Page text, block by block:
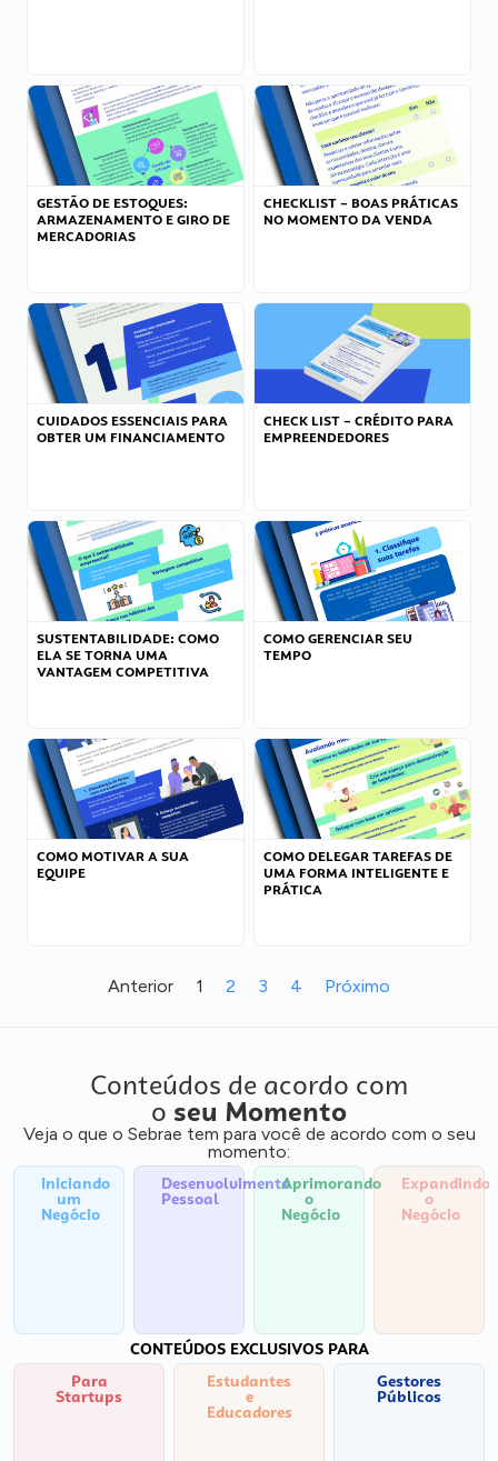
GESTÃO DE ESTOQUES:
ARMAZENAMENTO E GIRO DE
MERCADORIAS
CHECKLIST – BOAS PRÁTICAS
NO MOMENTO DA VENDA
CUIDADOS ESSENCIAIS PARA
OBTER UM FINANCIAMENTO
CHECK LIST – CRÉDITO PARA
EMPREENDEDORES
SUSTENTABILIDADE: COMO
ELA SE TORNA UMA
VANTAGEM COMPETITIVA
COMO GERENCIAR SEU
TEMPO
COMO MOTIVAR A SUA
EQUIPE
COMO DELEGAR TAREFAS DE
UMA FORMA INTELIGENTE E
PRÁTICA
Anterior 1 2 3 4 Próximo
Conteúdos de acordo com
o seu Momento
Veja o que o Sebrae tem para você de acordo com o seu
momento:
Iniciando
um
Negócio
Desenvolvimento
Pessoal
Aprimorando
o
Negócio
Expandindo
o
Negócio
CONTEÚDOS EXCLUSIVOS PARA
Para
Startups
Estudantes
e
Educadores
Gestores
Públicos